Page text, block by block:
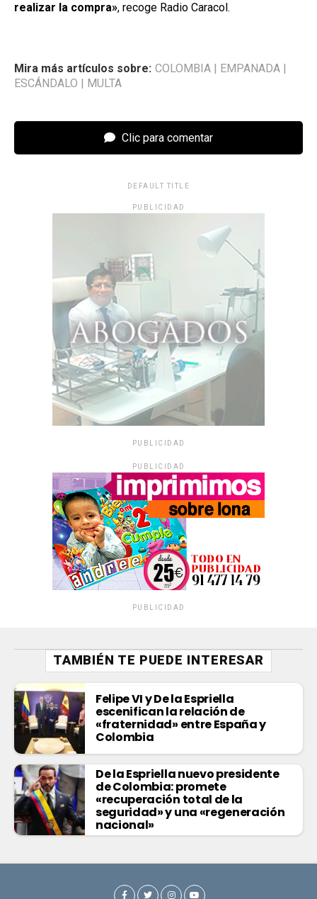
realizar la compra», recoge Radio Caracol.
Mira más artículos sobre: COLOMBIA | EMPANADA |
ESCÁNDALO | MULTA
Clic para comentar
DEFAULT TITLE
PUBLICIDAD
PUBLICIDAD
PUBLICIDAD
PUBLICIDAD
TAMBIÉN TE PUEDE INTERESAR
Felipe VI y De la Espriella
escenifican la relación de
«fraternidad» entre España y
Colombia
De la Espriella nuevo presidente
de Colombia: promete
«recuperación total de la
seguridad» y una «regeneración
nacional»